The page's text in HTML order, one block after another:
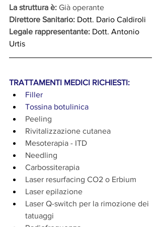
La struttura è: Già operante
Direttore Sanitario: Dott. Dario Caldiroli
Legale rappresentante: Dott. Antonio
Urtis
TRATTAMENTI MEDICI RICHIESTI:
Filler
Tossina botulinica
Peeling
Rivitalizzazione cutanea
Mesoterapia - ITD
Needling
Carbossiterapia
Laser resurfacing CO2 o Erbium
Laser epilazione
Laser Q-switch per la rimozione dei
tatuaggi